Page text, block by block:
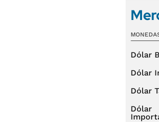
Dólar
Dólar
Dólar
Dólar